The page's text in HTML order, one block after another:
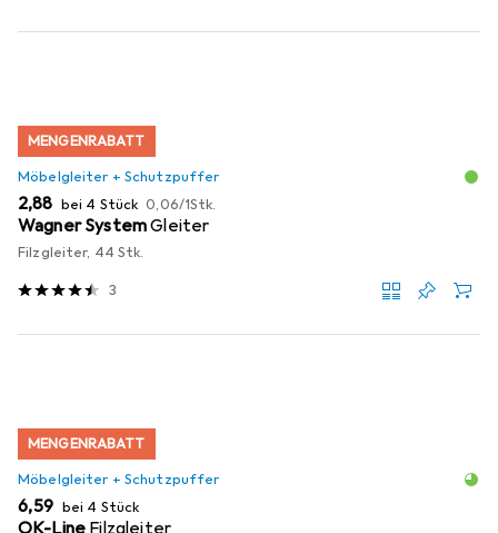
MENGENRABATT
Möbelgleiter + Schutzpuffer
EUR
2,88 bei 4 Stück EUR
0,06/1Stk.
Wagner SystemGleiter
Filzgleiter, 44 Stk.
3
MENGENRABATT
Möbelgleiter + Schutzpuffer
EUR
6,59 bei 4 Stück